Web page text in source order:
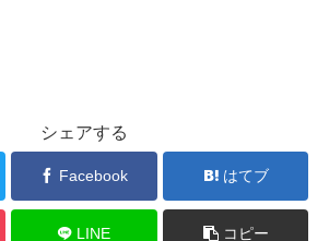
シェアする
Facebook はてブ
LINE コピー